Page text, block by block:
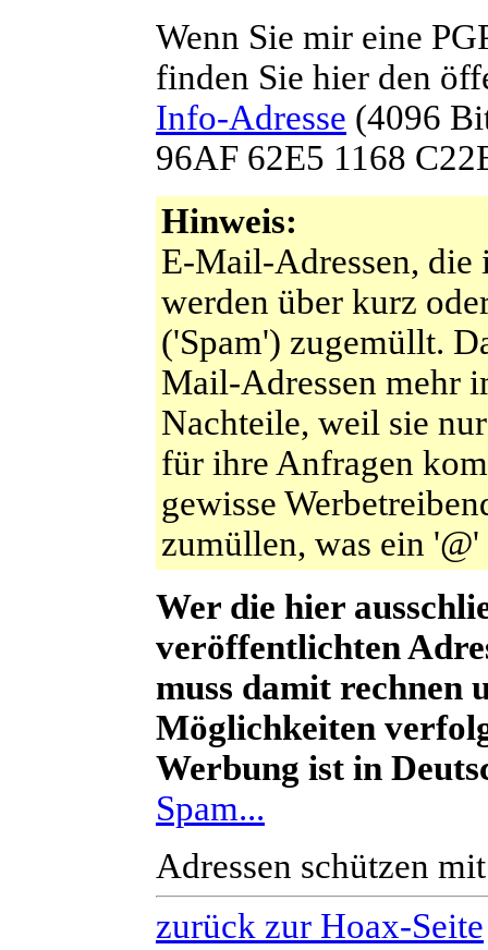
Wenn Sie mir eine
finden Sie hier den
Info-Adresse (4096
96AF 62E5 1168
Hinweis:
E-Mail-Adressen, die
werden über kurz
('Spam') zugemüllt.
Mail-Adressen mehr
Nachteile, weil sie
für ihre Anfragen
gewisse
zumüllen, was ein
Wer die hier
veröffentlichten
muss damit rechnen
Möglichkeiten
Werbung ist in
Spam...
Adressen schützen
zurück zur Hoax-Seite